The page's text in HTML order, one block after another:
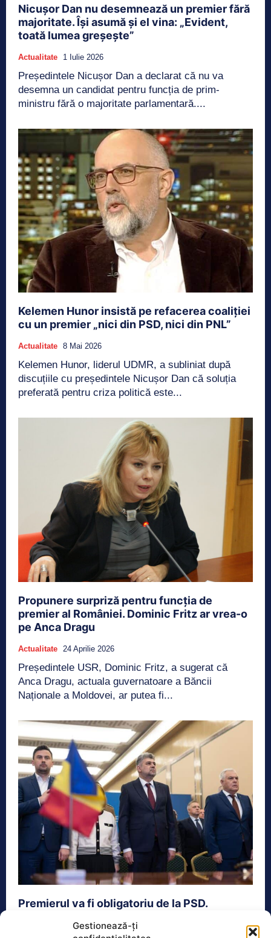
Gestionează-ți
Nicușor Dan nu desemnează un premier fără
majoritate. Își asumă și el vina: „Evident,
toată lumea greșește”
Actualitate 1 Iulie 2026
Președintele Nicușor Dan a declarat că nu va
desemna un candidat pentru funcția de prim-
ministru fără o majoritate parlamentară....
Kelemen Hunor insistă pe refacerea coaliției
cu un premier „nici din PSD, nici din PNL”
Actualitate 8 Mai 2026
Kelemen Hunor, liderul UDMR, a subliniat după
discuțiile cu președintele Nicușor Dan că soluția
preferată pentru criza politică este...
Propunere surpriză pentru funcția de
premier al României. Dominic Fritz ar vrea-o
pe Anca Dragu
Actualitate 24 Aprilie 2026
Președintele USR, Dominic Fritz, a sugerat că
Anca Dragu, actuala guvernatoare a Băncii
Naționale a Moldovei, ar putea fi...
Premierul va fi obligatoriu de la PSD.